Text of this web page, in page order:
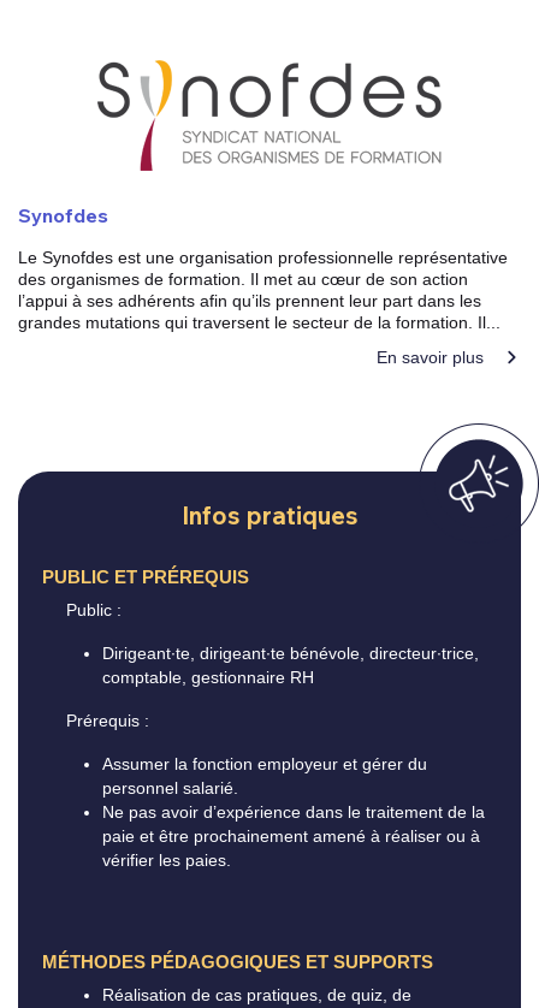
Synofdes
Le Synofdes est une organisation professionnelle représentative
des organismes de formation. Il met au cœur de son action
l’appui à ses adhérents afin qu’ils prennent leur part dans les
grandes mutations qui traversent le secteur de la formation. Il...
En savoir plus
Infos pratiques
PUBLIC ET PRÉREQUIS
Public :
Dirigeant∙te, dirigeant∙te bénévole, directeur∙trice,
comptable, gestionnaire RH
Prérequis :
Assumer la fonction employeur et gérer du
personnel salarié.
Ne pas avoir d’expérience dans le traitement de la
paie et être prochainement amené à réaliser ou à
vérifier les paies.
MÉTHODES PÉDAGOGIQUES ET SUPPORTS
Réalisation de cas pratiques, de quiz, de